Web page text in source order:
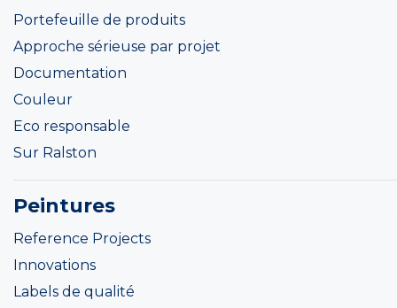
Portefeuille de produits
Approche sérieuse par projet
Documentation
Couleur
Eco responsable
Sur Ralston
Peintures
Reference Projects
Innovations
Labels de qualité